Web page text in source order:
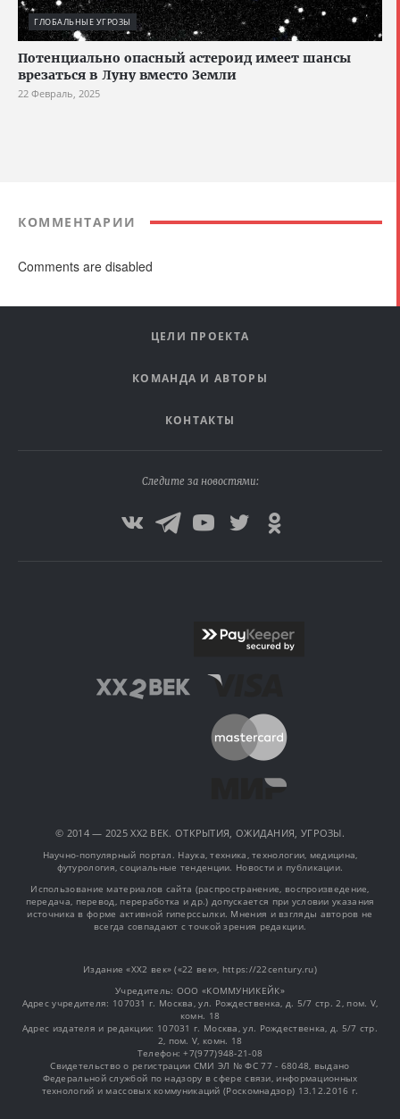
ГЛОБАЛЬНЫЕ УГРОЗЫ
Потенциально опасный астероид имеет шансы
врезаться в Луну вместо Земли
22 Февраль, 2025
КОММЕНТАРИИ
Comments are disabled
ЦЕЛИ ПРОЕКТА
КОМАНДА И АВТОРЫ
КОНТАКТЫ
Следите за новостями:
© 2014 — 2025 XX2 ВЕК. ОТКРЫТИЯ, ОЖИДАНИЯ, УГРОЗЫ.
Научно-популярный портал. Наука, техника, технологии, медицина,
футурология, социальные тенденции. Новости и публикации.
Использование материалов сайта (распространение, воспроизведение,
передача, перевод, переработка и др.) допускается при условии указания
источника в форме активной гиперссылки. Мнения и взгляды авторов не
всегда совпадают с точкой зрения редакции.
Издание «XX2 век» («22 век», https://22century.ru)
Учредитель: OOO «КОММУНИКЕЙК»
Адрес учредителя: 107031 г. Москва, ул. Рождественка, д. 5/7 стр. 2, пом. V,
комн. 18
Адрес издателя и редакции: 107031 г. Москва, ул. Рождественка, д. 5/7 стр.
2, пом. V, комн. 18
Телефон: +7(977)948-21-08
Свидетельство о регистрации СМИ ЭЛ № ФС 77 - 68048, выдано
Федеральной службой по надзору в сфере связи, информационных
технологий и массовых коммуникаций (Роскомнадзор) 13.12.2016 г.